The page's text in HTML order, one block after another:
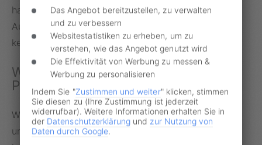
hat“, so Stadtsprecherin Annalena Klein. Die
Aufstellung des Anhängers habe aber bisher zu
keinem Unfall geführt.
Welche Regeln gelten für die
Platzierung?
Wie Radarfallen positioniert werden dürfen,
unterliegt klaren Richtlinien, die allerdings in den
Das Angebot bereitzustellen, zu verwalten
und zu verbessern
Websitestatistiken zu erheben, um zu
verstehen, wie das Angebot genutzt wird
Die Effektivität von Werbung zu messen &
Werbung zu personalisieren
Indem Sie "Zustimmen und weiter" klicken, stimmen
Sie diesen zu (Ihre Zustimmung ist jederzeit
widerrufbar). Weitere Informationen erhalten Sie in
der Datenschutzerklärung und zur Nutzung von
Daten durch Google.